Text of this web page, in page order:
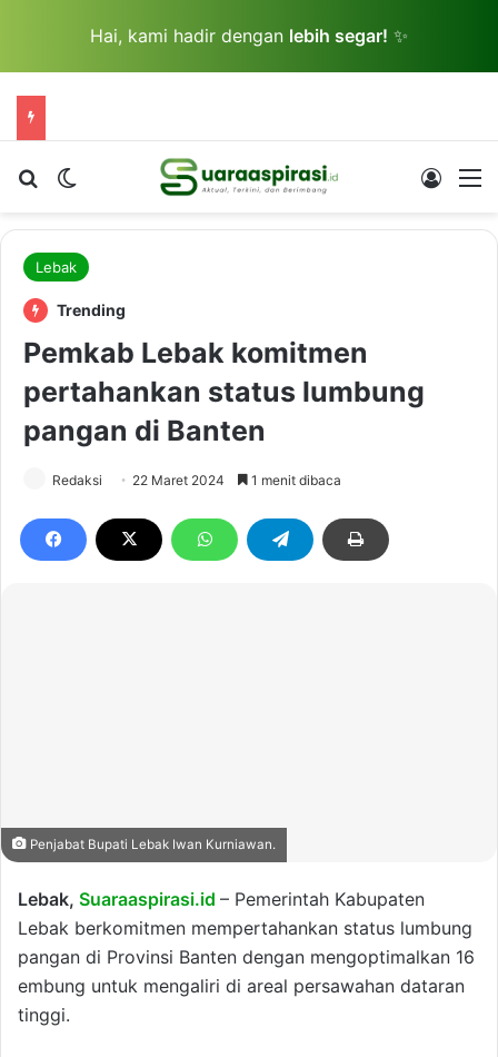
Hai, kami hadir dengan lebih segar! ✨
Cari berita...Switch skin Log In
Lebak
Trending
Pemkab Lebak komitmen
pertahankan status lumbung
pangan di Banten
Redaksi 22 Maret 2024 1 menit dibaca
Penjabat Bupati Lebak Iwan Kurniawan.
Lebak, Suaraaspirasi.id – Pemerintah Kabupaten
Lebak berkomitmen mempertahankan status lumbung
pangan di Provinsi Banten dengan mengoptimalkan 16
embung untuk mengaliri di areal persawahan dataran
tinggi.